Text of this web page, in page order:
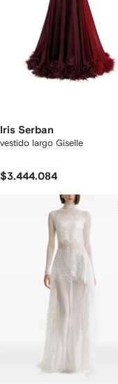
Iris Serban
vestido largo Giselle
$3.444.084